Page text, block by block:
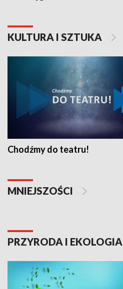
KULTURA I SZTUKA
Chodźmy do teatru!
MNIEJSZOŚCI
PRZYRODA I EKOLOGIA